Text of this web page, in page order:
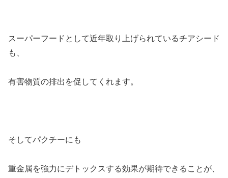
スーパーフードとして近年取り上げられているチアシード
も、
有害物質の排出を促してくれます。
そしてパクチーにも
重金属を強力にデトックスする効果が期待できることが、